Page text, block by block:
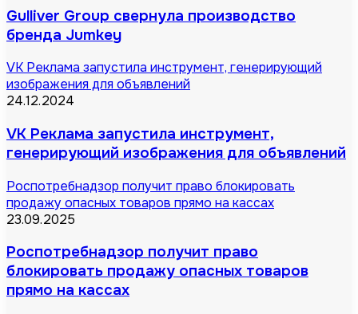
Gulliver Group свернула производство
бренда Jumkey
VK Реклама запустила инструмент, генерирующий
изображения для объявлений
24.12.2024
VK Реклама запустила инструмент,
генерирующий изображения для объявлений
Роспотребнадзор получит право блокировать
продажу опасных товаров прямо на кассах
23.09.2025
Роспотребнадзор получит право
блокировать продажу опасных товаров
прямо на кассах